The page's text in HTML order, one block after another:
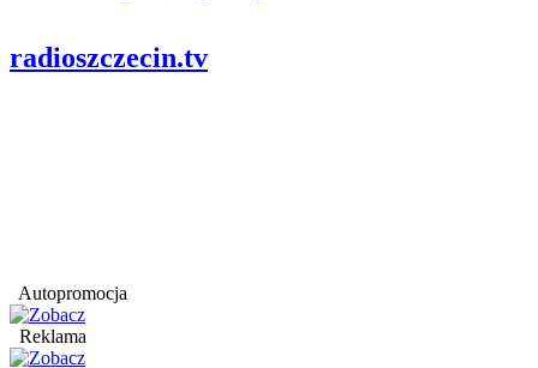
radioszczecin.tv
Autopromocja
Reklama